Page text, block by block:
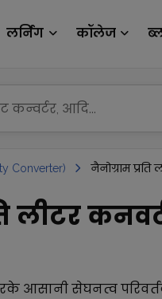
लर्निंग कॉलेज
Converter) नैनोग्राम प्रति
लीटर
आसानी सेघनत्व